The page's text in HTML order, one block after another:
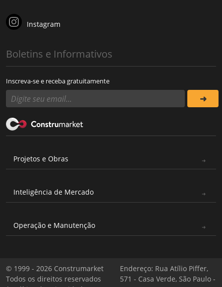
Instagram
Boletins e Informativos
Inscreva-se e receba gratuitamente
Projetos e Obras
Inteligência de Mercado
Operação e Manutenção
© 1999 - 2026 Construmarket
Todos os direitos reservados
Endereço: Rua Atílio Piffer,
571 - Casa Verde, São Paulo -